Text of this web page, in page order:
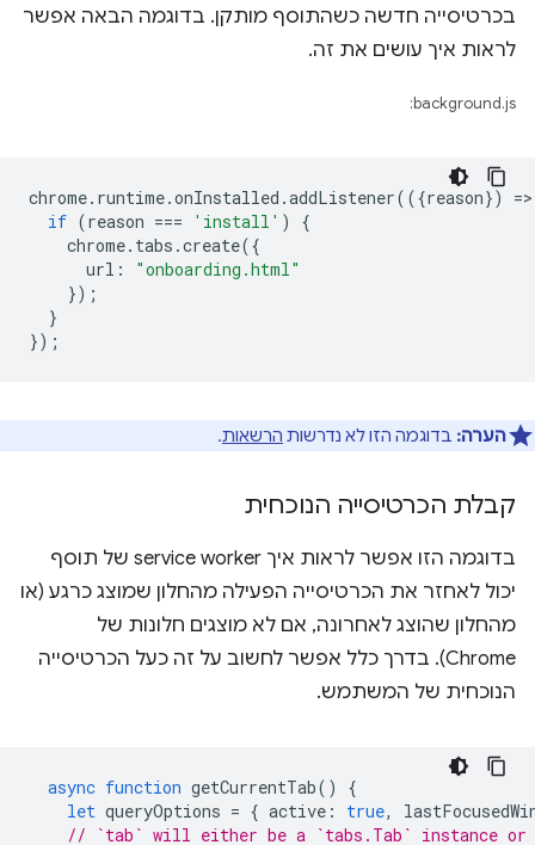
בכרטיסייה חדשה כשהתוסף מותקן. בדוגמה הבאה אפשר
לראות איך עושים את זה.
background.js:
chrome. runtime.onInstalled .addListener(({reason}) =>
if (reason === 'install' )
{
chrome. tabs .create({
url :
"onboarding.html"
});
}
});
הערה: בדוגמה הזו לא נדרשות הרשאות.
קבלת הכרטיסייה הנוכחית
בדוגמה הזו אפשר לראות איך service worker של תוסף
יכול לאחזר את הכרטיסייה הפעילה מהחלון שמוצג כרגע (או
מהחלון שהוצג לאחרונה, אם לא מוצגים חלונות של
Chrome). בדרך כלל אפשר לחשוב על זה כעל הכרטיסייה
הנוכחית של המשתמש.
async function getCurrentTab()
{
let queryOptions = { active : true,
// `tab` will either be a `tabs.Tab` instance or